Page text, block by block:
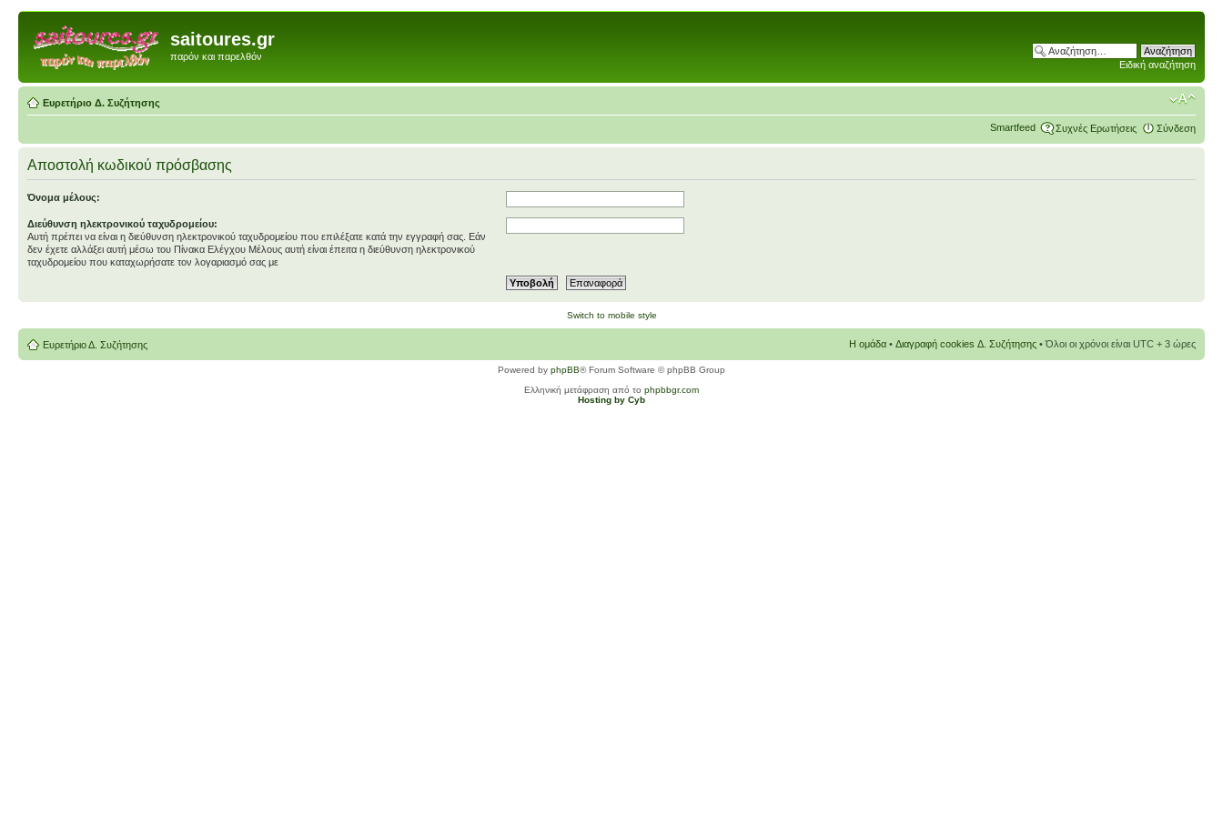
saitoures.gr
παρόν και παρελθόν
Ειδική αναζήτηση
Ευρετήριο Δ. Συζήτησης
Smartfeed Συχνές Ερωτήσεις Σύνδεση
Αποστολή κωδικού πρόσβασης
Όνομα μέλους:
Διεύθυνση ηλεκτρονικού ταχυδρομείου:
Αυτή πρέπει να είναι η διεύθυνση ηλεκτρονικού ταχυδρομείου που επιλέξατε κατά την εγγραφή σας. Εάν
δεν έχετε αλλάξει αυτή μέσω του Πίνακα Ελέγχου Μέλους αυτή είναι έπειτα η διεύθυνση ηλεκτρονικού
ταχυδρομείου που καταχωρήσατε τον λογαριασμό σας με
Switch to mobile style
Ευρετήριο Δ. Συζήτησης Η ομάδα • Διαγραφή cookies Δ. Συζήτησης • Όλοι οι χρόνοι είναι UTC + 3 ώρες
Powered by phpBB® Forum Software © phpBB Group
Ελληνική μετάφραση από το phpbbgr.com
Hosting by Cyb